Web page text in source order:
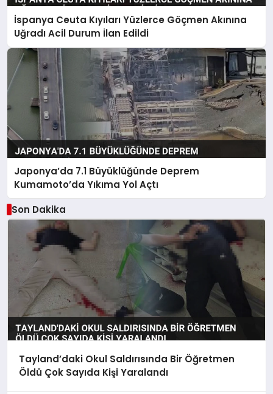
İspanya Ceuta Kıyıları Yüzlerce Göçmen Akınına
Uğradı Acil Durum İlan Edildi
Japonya’da 7.1 Büyüklüğünde Deprem
Kumamoto’da Yıkıma Yol Açtı
Son Dakika
Tayland’daki Okul Saldırısında Bir Öğretmen
Öldü Çok Sayıda Kişi Yaralandı